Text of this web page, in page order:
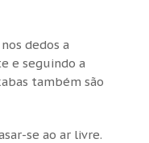
dedos a
e seguindo a
também são
se ao ar livre.